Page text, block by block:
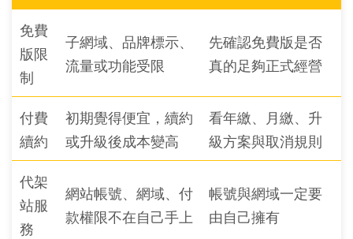
免費
版限
制
子網域、品牌標示、
流量或功能受限
先確認免費版是否
真的足夠正式經營
付費
續約
初期覺得便宜，續約
或升級後成本變高
看年繳、月繳、升
級方案與取消規則
代架
站服
務
網站帳號、網域、付
款權限不在自己手上
帳號與網域一定要
由自己擁有